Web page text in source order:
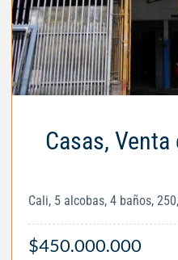
Casas,
Cali, 5 alcobas, 4 baños,
$450.000.000